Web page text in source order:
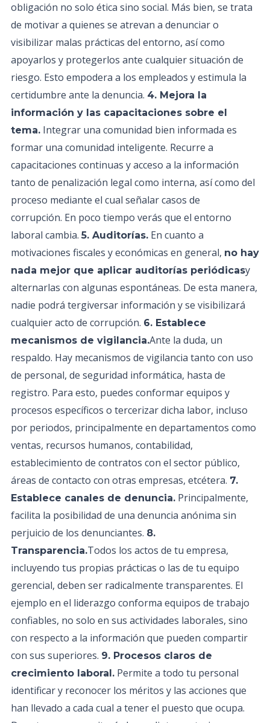
obligación no solo ética sino social. Más bien, se trata
de motivar a quienes se atrevan a denunciar o
visibilizar malas prácticas del entorno, así como
apoyarlos y protegerlos ante cualquier situación de
riesgo. Esto empodera a los empleados y estimula la
certidumbre ante la denuncia. 4. Mejora la
información y las capacitaciones sobre el
tema. Integrar una comunidad bien informada es
formar una comunidad inteligente. Recurre a
capacitaciones continuas y acceso a la información
tanto de penalización legal como interna, así como del
proceso mediante el cual señalar casos de
corrupción. En poco tiempo verás que el entorno
laboral cambia.5. Auditorías. En cuanto a
motivaciones fiscales y económicas en general, no hay
nada mejor que aplicar auditorías periódicasy
alternarlas con algunas espontáneas. De esta manera,
nadie podrá tergiversar información y se visibilizará
cualquier acto de corrupción. 6. Establece
mecanismos de vigilancia.Ante la duda, un
respaldo. Hay mecanismos de vigilancia tanto con uso
de personal, de seguridad informática, hasta de
registro. Para esto, puedes conformar equipos y
procesos específicos o tercerizar dicha labor, incluso
por periodos, principalmente en departamentos como
ventas, recursos humanos, contabilidad,
establecimiento de contratos con el sector público,
áreas de contacto con otras empresas, etcétera. 7.
Establece canales de denuncia. Principalmente,
facilita la posibilidad de una denuncia anónima sin
perjuicio de los denunciantes. 8.
Transparencia.Todos los actos de tu empresa,
incluyendo tus propias prácticas o las de tu equipo
gerencial, deben ser radicalmente transparentes. El
ejemplo en el liderazgo conforma equipos de trabajo
confiables, no solo en sus actividades laborales, sino
con respecto a la información que pueden compartir
con sus superiores. 9. Procesos claros de
crecimiento laboral. Permite a todo tu personal
identificar y reconocer los méritos y las acciones que
han llevado a cada cual a tener el puesto que ocupa.